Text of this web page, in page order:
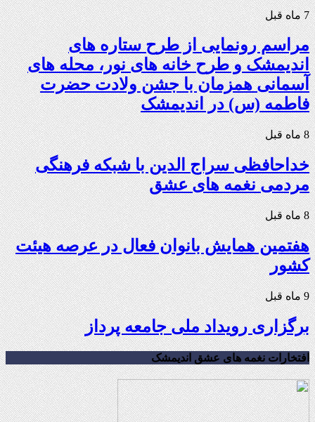
7 ماه قبل
مراسم رونمایی از طرح ستاره های
اندیمشک و طرح خانه های نور، محله های
آسمانی همزمان با جشن ولادت حضرت
فاطمه (س) در اندیمشک
8 ماه قبل
خداحافظی سراج الدین با شبکه فرهنگی
مردمی نغمه های عشق
8 ماه قبل
هفتمین همایش بانوان فعال در عرصه‌ هیئت
کشور
9 ماه قبل
برگزاری رویداد ملی جامعه پرداز
افتخارات نغمه های عشق اندیمشک